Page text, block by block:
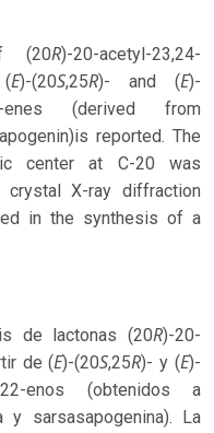
(20R)-20-acetyl-23,24-
(E)-(20S,25R)- and (E)-
enes (derived from
reported. The
center at C-20 was
X-ray diffraction
in the synthesis of a
de lactonas (20R)-20-
de (E)-(20S,25R)- y (E)-
22-enos (obtenidos a
y sarsasapogenina). La